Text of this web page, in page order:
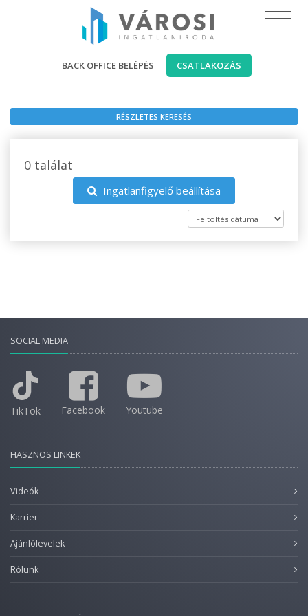
BACK OFFICE BELÉPÉS CSATLAKOZÁS
RÉSZLETES KERESÉS
0 találat
Ingatlanfigyelő beállítása
SOCIAL MEDIA
TikTok Facebook Youtube
HASZNOS LINKEK
Videók
Karrier
Ajánlólevelek
Rólunk